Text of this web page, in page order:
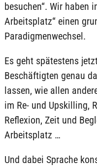
besuchen“. Wir haben
Arbeitsplatz“ einen
Paradigmenwechsel.
Es geht spätestens
Beschäftigten genau
lassen, wie allen
im Re- und Upskilling,
Reflexion, Zeit und
Arbeitsplatz …
Und dabei Sprache